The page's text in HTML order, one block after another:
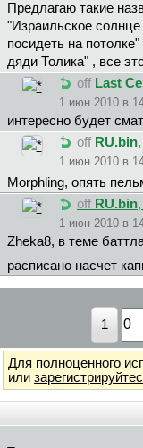
Предлагаю такие
"Израильское
посидеть на
дяди Толика" , все
off Last
1 июн 2010 в
интересно будет
off RU.bin
1 июн 2010 в
Morphling, опять
off RU.bin
1 июн 2010 в
Zheka8, в теме
расписано насчет
1
Для полноценного
или